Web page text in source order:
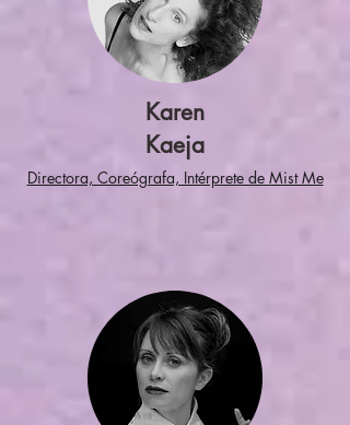
Karen
Kaeja
Directora, Coreógrafa, Intérprete de Mist Me